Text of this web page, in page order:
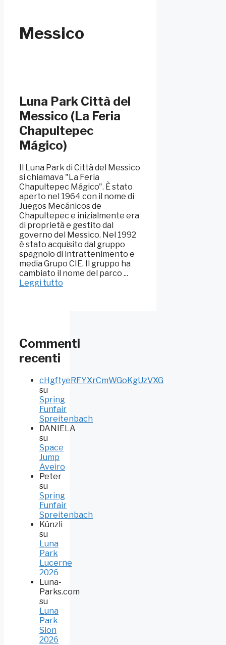
Messico
Luna Park Città del
Messico (La Feria
Chapultepec
Mágico)
Il Luna Park di Città del Messico
si chiamava "La Feria
Chapultepec Mágico". È stato
aperto nel 1964 con il nome di
Juegos Mecánicos de
Chapultepec e inizialmente era
di proprietà e gestito dal
governo del Messico. Nel 1992
è stato acquisito dal gruppo
spagnolo di intrattenimento e
media Grupo CIE. Il gruppo ha
cambiato il nome del parco ...
Leggi tutto
Commenti
recenti
cHgftyeRFYXrCmWGoKgUzVXG
su
Spring
Funfair
Spreitenbach
DANIELA
su
Space
Jump
Aveiro
Peter
su
Spring
Funfair
Spreitenbach
Künzli
su
Luna
Park
Lucerne
2026
Luna-
Parks.com
su
Luna
Park
Sion
2026